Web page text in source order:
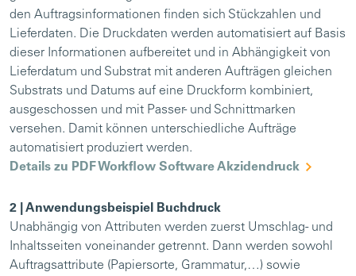
den Auftragsinformationen finden sich Stückzahlen und
Lieferdaten. Die Druckdaten werden automatisiert auf Basis
dieser Informationen aufbereitet und in Abhängigkeit von
Lieferdatum und Substrat mit anderen Aufträgen gleichen
Substrats und Datums auf eine Druckform kombiniert,
ausgeschossen und mit Passer- und Schnittmarken
versehen. Damit können unterschiedliche Aufträge
automatisiert produziert werden.
Details zu PDF Workflow Software Akzidendruck
2 | Anwendungsbeispiel Buchdruck
Unabhängig von Attributen werden zuerst Umschlag- und
Inhaltsseiten voneinander getrennt. Dann werden sowohl
Auftragsattribute (Papiersorte, Grammatur,…) sowie